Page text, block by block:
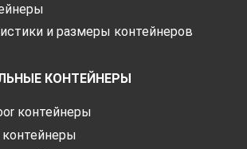
и размеры контейнеров
КОНТЕЙНЕРЫ
контейнеры
контейнеры